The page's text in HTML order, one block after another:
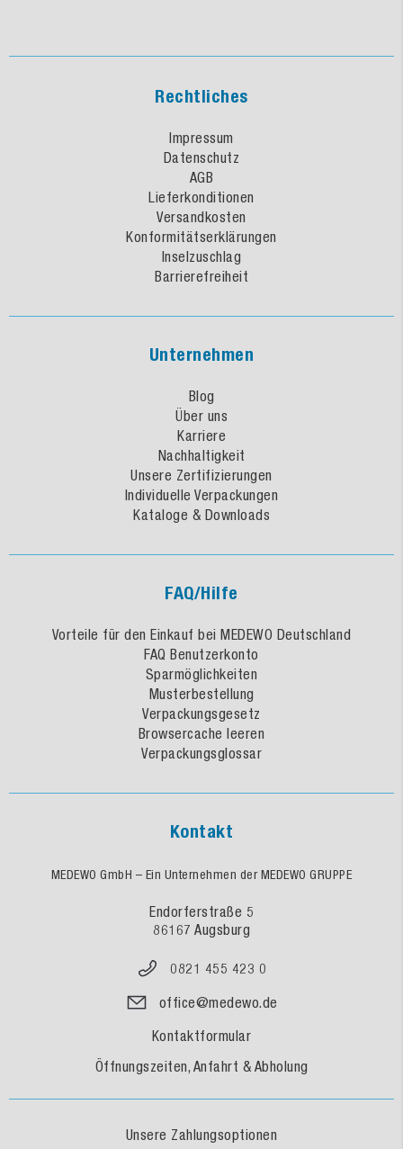
Rechtliches
Impressum
Datenschutz
AGB
Lieferkonditionen
Versandkosten
Konformitätserklärungen
Inselzuschlag
Barrierefreiheit
Unternehmen
Blog
Über uns
Karriere
Nachhaltigkeit
Unsere Zertifizierungen
Individuelle Verpackungen
Kataloge & Downloads
FAQ/Hilfe
Vorteile für den Einkauf bei MEDEWO Deutschland
FAQ Benutzerkonto
Sparmöglichkeiten
Musterbestellung
Verpackungsgesetz
Browsercache leeren
Verpackungsglossar
Kontakt
MEDEWO GmbH – Ein Unternehmen der MEDEWO GRUPPE
Endorferstraße 5
86167 Augsburg
0821 455 423 0
office@medewo.de
Kontaktformular
Öffnungszeiten, Anfahrt & Abholung
Unsere Zahlungsoptionen